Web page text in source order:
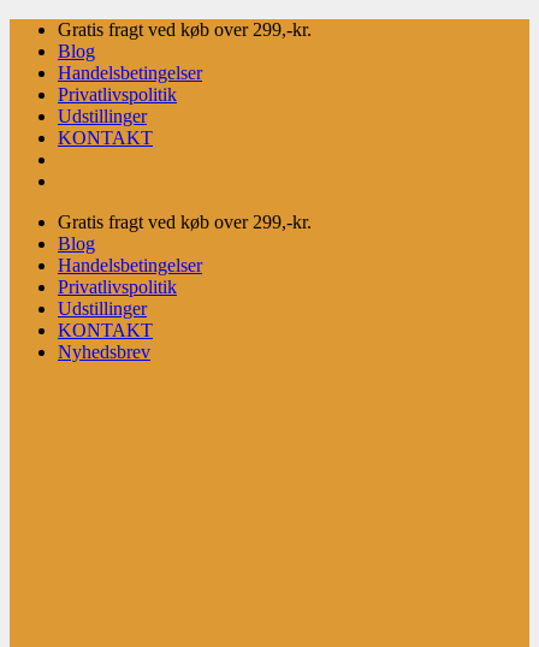
Fortsæt
indhold
Gratis fragt ved køb over 299,-kr.
Blog
Handelsbetingelser
Privatlivspolitik
Udstillinger
KONTAKT
Gratis fragt ved køb over 299,-kr.
Blog
Handelsbetingelser
Privatlivspolitik
Udstillinger
KONTAKT
Nyhedsbrev